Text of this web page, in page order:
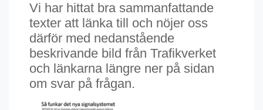
Vi har hittat bra sammanfattande
texter att länka till och nöjer oss
därför med nedanstående
beskrivande bild från Trafikverket
och länkarna längre ner på sidan
om svar på frågan.